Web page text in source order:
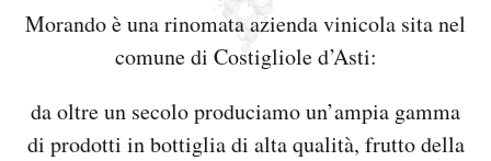
Morando è una rinomata azienda vinicola sita nel
comune di Costigliole d’Asti:
da oltre un secolo produciamo un’ampia gamma
di prodotti in bottiglia di alta qualità, frutto della